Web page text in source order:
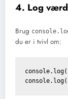
4. Log
Brug
du er i tvivl om: